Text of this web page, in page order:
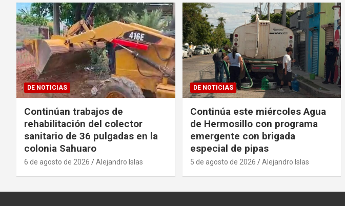
DE NOTICIAS
Continúan trabajos de
rehabilitación del colector
sanitario de 36 pulgadas en la
colonia Sahuaro
6 de agosto de 2026 Alejandro Islas
DE NOTICIAS
Continúa este miércoles Agua
de Hermosillo con programa
emergente con brigada
especial de pipas
5 de agosto de 2026 Alejandro Islas